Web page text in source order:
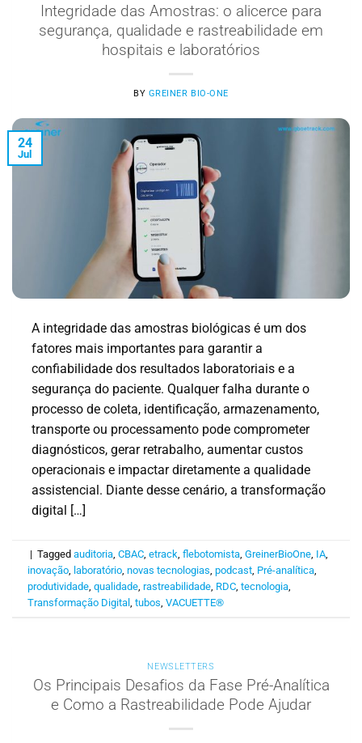
Integridade das Amostras: o alicerce para
segurança, qualidade e rastreabilidade em
hospitais e laboratórios
BY GREINER BIO-ONE
24
Jul
A integridade das amostras biológicas é um dos
fatores mais importantes para garantir a
confiabilidade dos resultados laboratoriais e a
segurança do paciente. Qualquer falha durante o
processo de coleta, identificação, armazenamento,
transporte ou processamento pode comprometer
diagnósticos, gerar retrabalho, aumentar custos
operacionais e impactar diretamente a qualidade
assistencial. Diante desse cenário, a transformação
digital […]
| Taggedauditoria ,CBAC ,etrack ,flebotomista ,GreinerBioOne IA
inovação laboratório ,novas tecnologias ,podcast Pré-analítica
produtividade ,qualidade ,rastreabilidade RDC ,tecnologia
Transformação Digital ,tubos ,VACUETTE®
NEWSLETTERS
Os Principais Desafios da Fase Pré-Analítica
e Como a Rastreabilidade Pode Ajudar